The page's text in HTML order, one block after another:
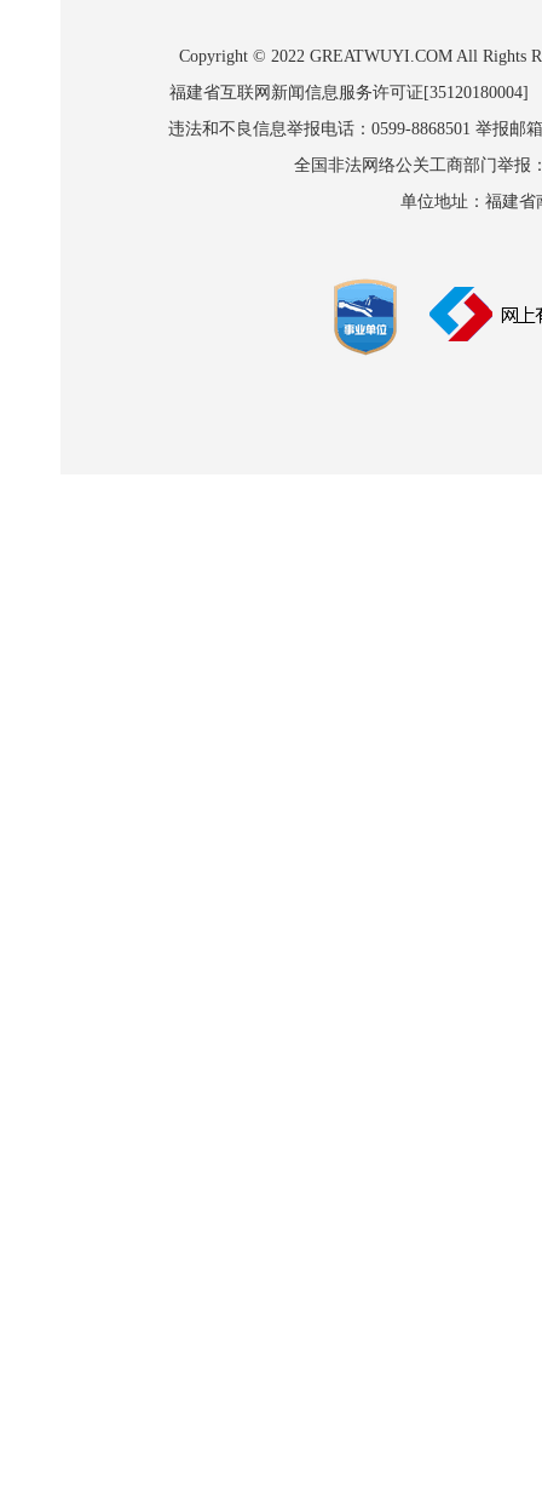
Copyright © 2022 GREATWUYI.COM All Rights
福建省互联网新闻信息服务许可证
违法和不良信息举报电话：0599-8868501 举报邮
全国非法网络公关工商部门举报
单位地址：福建省